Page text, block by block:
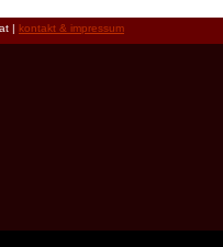
| kontakt & impressum